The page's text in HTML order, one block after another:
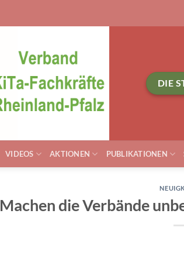
DIE
VIDEOS AKTIONEN PUBLIKATIONEN
Machen die Verbände